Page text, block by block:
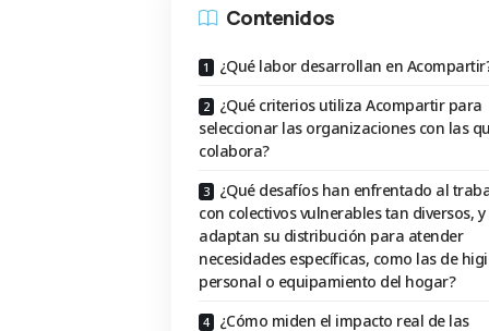
Contenidos
¿Qué labor desarrollan en
¿Qué criterios utiliza Acompartir para
seleccionar las organizaciones con las
colabora?
¿Qué desafíos han enfrentado al
con colectivos vulnerables tan diversos,
adaptan su distribución para atender
necesidades específicas, como las de
personal o equipamiento del hogar?
¿Cómo miden el impacto real de las